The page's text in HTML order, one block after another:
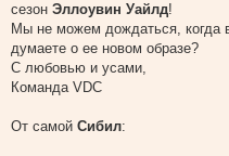
сезон Эллоувин Уайлд!
Мы не можем дождаться, когда
думаете о ее новом образе?
С любовью и усами,
Команда VDC
От самой Сибил: